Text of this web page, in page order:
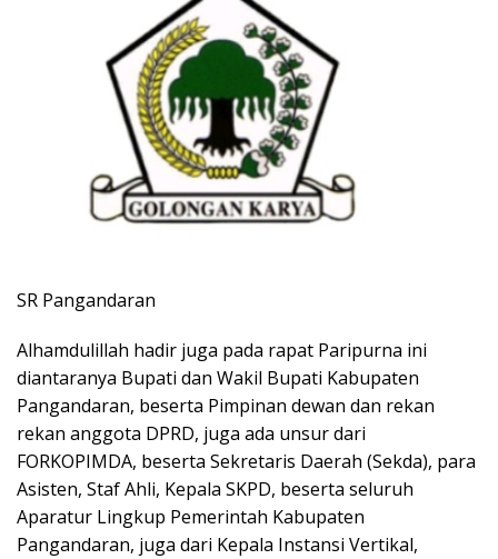
SR Pangandaran
Alhamdulillah hadir juga pada rapat Paripurna ini
diantaranya Bupati dan Wakil Bupati Kabupaten
Pangandaran, beserta Pimpinan dewan dan rekan
rekan anggota DPRD, juga ada unsur dari
FORKOPIMDA, beserta Sekretaris Daerah (Sekda), para
Asisten, Staf Ahli, Kepala SKPD, beserta seluruh
Aparatur Lingkup Pemerintah Kabupaten
Pangandaran, juga dari Kepala Instansi Vertikal,